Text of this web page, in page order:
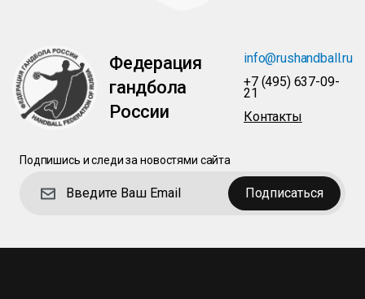
Федерация
гандбола
России
info@rushandball.ru
+7 (495) 637-09-
21
Контакты
Подпишись и следи за новостями сайта
Подписаться